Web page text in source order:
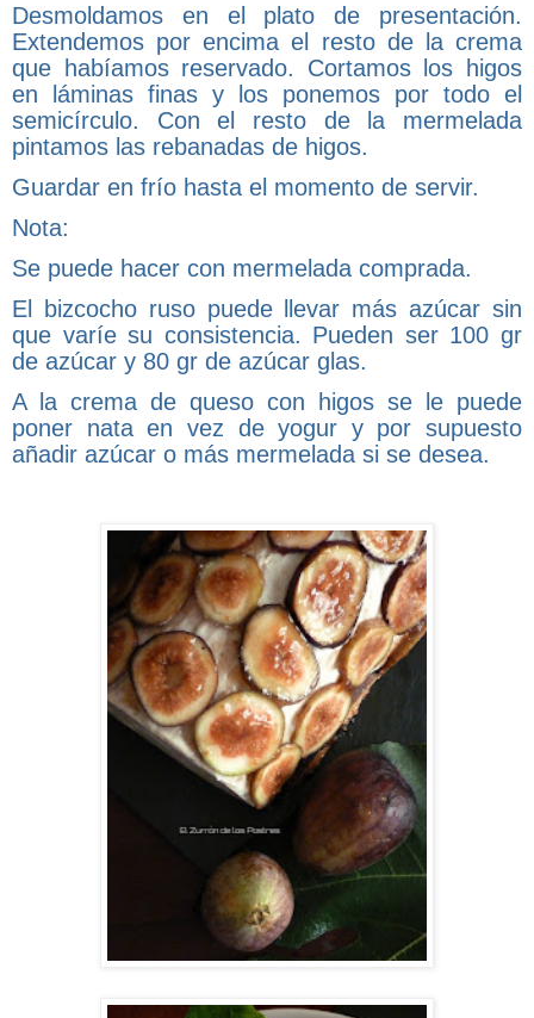
Desmoldamos en el plato de presentación.
Extendemos por encima el resto de la crema
que habíamos reservado. Cortamos los higos
en láminas finas y los ponemos por todo el
semicírculo. Con el resto de la mermelada
pintamos las rebanadas de higos.
Guardar en frío hasta el momento de servir.
Nota:
Se puede hacer con mermelada comprada.
El bizcocho ruso puede llevar más azúcar sin
que varíe su consistencia. Pueden ser 100 gr
de azúcar y 80 gr de azúcar glas.
A la crema de queso con higos se le puede
poner nata en vez de yogur y por supuesto
añadir azúcar o más mermelada si se desea.